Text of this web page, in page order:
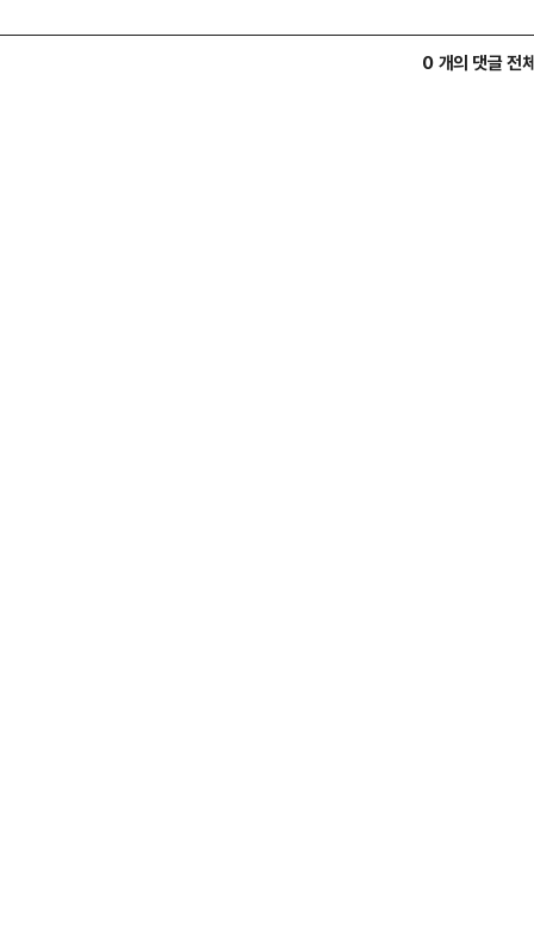
0 개의 댓글 전